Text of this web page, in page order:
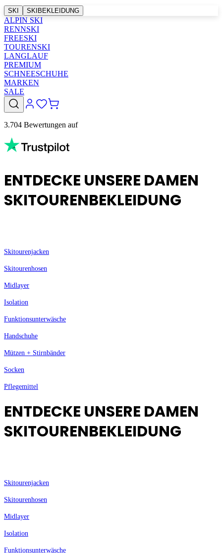
SKI SKIBEKLEIDUNG
ALPIN SKI
RENNSKI
FREESKI
TOURENSKI
LANGLAUF
PREMIUM
SCHNEESCHUHE
MARKEN
SALE
3.704 Bewertungen auf
ENTDECKE UNSERE DAMEN
SKITOURENBEKLEIDUNG
Skitourenjacken
Skitourenhosen
Midlayer
Isolation
Funktionsunterwäsche
Handschuhe
Mützen + Stirnbänder
Socken
Pflegemittel
ENTDECKE UNSERE DAMEN
SKITOURENBEKLEIDUNG
Skitourenjacken
Skitourenhosen
Midlayer
Isolation
Funktionsunterwäsche